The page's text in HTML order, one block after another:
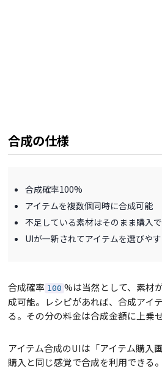
合成の仕様
合成確率100%
アイテムを複数個同時に合成可能
不足している素材はそのまま購入
UIが一新されてアイテムを選びや
合成確率 100 %は当然として、素材
成可能。レシピがあれば、合成アイ
る。その分の料金は合成金額に上乗
アイテム合成のUIは「アイテム購入
購入と同じ感覚で合成を利用できる。